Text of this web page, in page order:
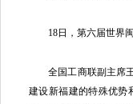
18日，第六届世界闽
全国工商联副主席王
建设新福建的特殊优势